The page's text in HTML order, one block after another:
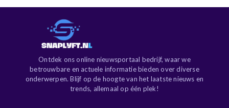
Ontdek ons online nieuwsportaal bedrijf, waar we
betrouwbare en actuele informatie bieden over diverse
onderwerpen. Blijf op de hoogte van het laatste nieuws en
trends, allemaal op één plek!